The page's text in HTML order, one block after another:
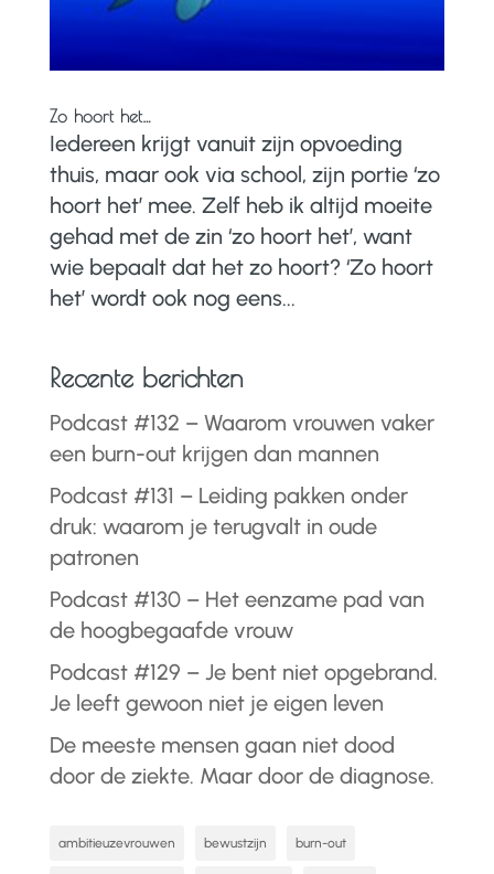
Zo hoort het…
Iedereen krijgt vanuit zijn opvoeding
thuis, maar ook via school, zijn portie ‘zo
hoort het’ mee. Zelf heb ik altijd moeite
gehad met de zin ‘zo hoort het’, want
wie bepaalt dat het zo hoort? ‘Zo hoort
het’ wordt ook nog eens...
Recente berichten
Podcast #132 – Waarom vrouwen vaker
een burn-out krijgen dan mannen
Podcast #131 – Leiding pakken onder
druk: waarom je terugvalt in oude
patronen
Podcast #130 – Het eenzame pad van
de hoogbegaafde vrouw
Podcast #129 – Je bent niet opgebrand.
Je leeft gewoon niet je eigen leven
De meeste mensen gaan niet dood
door de ziekte. Maar door de diagnose.
ambitieuzevrouwen bewustzijn burn-out